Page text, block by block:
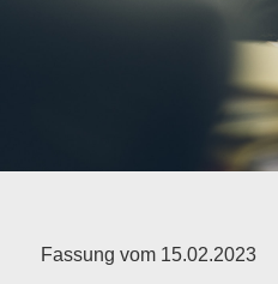
Fassung vom 15.02.2023